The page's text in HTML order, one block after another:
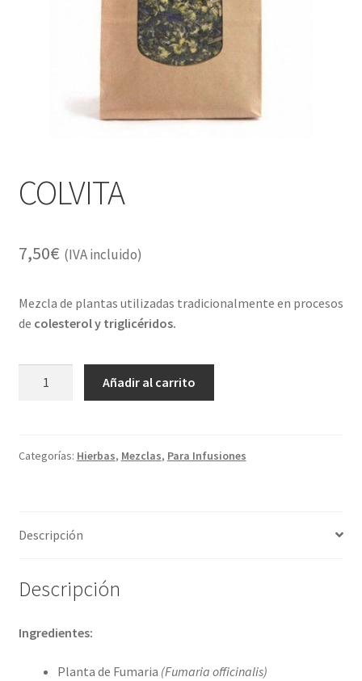
COLVITA
7,50€ (IVA incluido)
Mezcla de plantas utilizadas tradicionalmente en procesos
de colesterol y triglicéridos.
Añadir al carrito
Categorías: Hierbas, Mezclas, Para Infusiones
Descripción
Descripción
Ingredientes:
Planta de Fumaria (Fumaria officinalis)